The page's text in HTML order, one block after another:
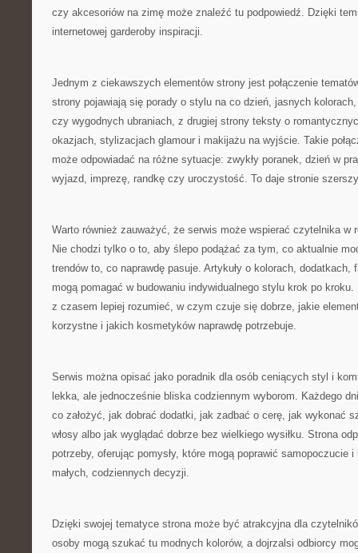
czy akcesoriów na zimę może znaleźć tu podpowiedź. Dzięki
internetowej garderoby inspiracji.
Jednym z ciekawszych elementów strony jest połączenie
strony pojawiają się porady o stylu na co dzień, jasnych
czy wygodnych ubraniach, z drugiej strony teksty o
okazjach, stylizacjach glamour i makijażu na wyjście. Takie
może odpowiadać na różne sytuacje: zwykły poranek, dzień w
wyjazd, imprezę, randkę czy uroczystość. To daje stronie
Warto również zauważyć, że serwis może wspierać czytelnika w
Nie chodzi tylko o to, aby ślepo podążać za tym, co aktualnie
trendów to, co naprawdę pasuje. Artykuły o kolorach, dodatkach,
mogą pomagać w budowaniu indywidualnego stylu krok po
z czasem lepiej rozumieć, w czym czuje się dobrze, jakie
korzystne i jakich kosmetyków naprawdę potrzebuje.
Serwis można opisać jako poradnik dla osób ceniących styl i
lekka, ale jednocześnie bliska codziennym wyborom. Każdego
co założyć, jak dobrać dodatki, jak zadbać o cerę, jak wykonać
włosy albo jak wyglądać dobrze bez wielkiego wysiłku. Strona
potrzeby, oferując pomysły, które mogą poprawić samopoczucie i
małych, codziennych decyzji.
Dzięki swojej tematyce strona może być atrakcyjna dla
osoby mogą szukać tu modnych kolorów, a dojrzalsi odbiorcy